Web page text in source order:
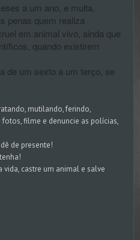
a um ano, e multa.
penas quem realiza
em animal vivo, ainda que
quando existirem
de um sexto a um terço, se
mutilando, ferindo,
filme e denuncie as polícias,
de presente!
castre um animal e salve